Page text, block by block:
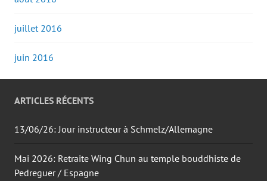
juillet 2016
juin 2016
ARTICLES RÉCENTS
13/06/26: Jour instructeur à Schmelz/Allemagne
Mai 2026: Retraite Wing Chun au temple bouddhiste de
Pedreguer / Espagne